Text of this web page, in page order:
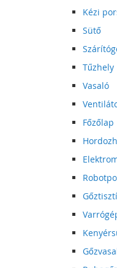
Kézi
Sütő
Tűzhely
Vasaló
Főzőlap